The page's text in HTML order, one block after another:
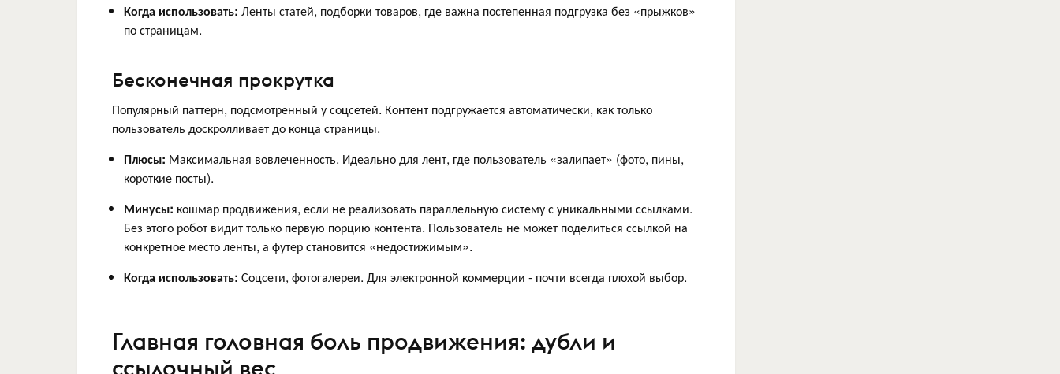
Когда использовать: Ленты статей, подборки товаров, где важна постепенная подгрузка без «прыжков»
по страницам.
Бесконечная прокрутка
Популярный паттерн, подсмотренный у соцсетей. Контент подгружается автоматически, как только
пользователь доскролливает до конца страницы.
Плюсы: Максимальная вовлеченность. Идеально для лент, где пользователь «залипает» (фото, пины,
короткие посты).
Минусы: кошмар продвижения, если не реализовать параллельную систему с уникальными ссылками.
Без этого робот видит только первую порцию контента. Пользователь не может поделиться ссылкой на
конкретное место ленты, а футер становится «недостижимым».
Когда использовать: Соцсети, фотогалереи. Для электронной коммерции - почти всегда плохой выбор.
Главная головная боль продвижения: дубли и
ссылочный вес